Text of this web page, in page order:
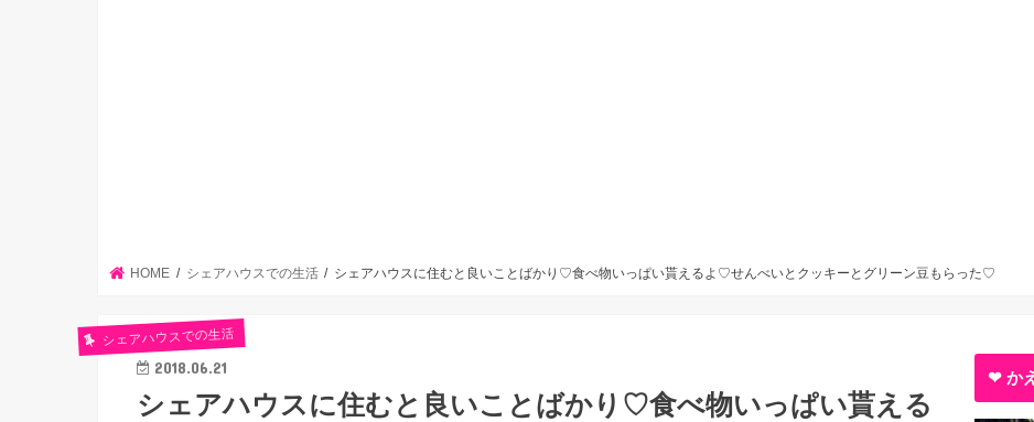
HOME シェアハウスでの生活 シェアハウスに住むと良いことばかり♡食べ物いっぱい貰えるよ♡せんべいとクッキーとグリーン豆もらった♡
シェアハウスでの生活
2018.06.21
シェアハウスに住むと良いことばかり♡食べ物いっぱい貰える
❤︎ か